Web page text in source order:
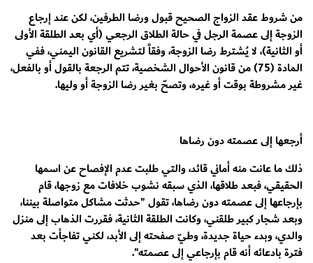
من شروط عقد الزواج الصحيح قبول ورضا الطرفين، لكن عند إرجاع
الزوجة إلى عصمة الرجل في حالة الطلاق الرجعي (أي بعد الطلقة الأولى
أو الثانية)، لا يُشترط رضا الزوجة، وفقاً لتشريع القانون اليمني، ففي
المادة (75) من قانون الأحوال الشخصية، تتم الرجعة بالقول أو بالفعل،
غير مشروطة بوقت أو غيره، وتصحّ بغير رضا الزوجة أو وليها.
أرجعها إلى عصمته دون رضاها
ذلك ما عانت منهأماني قائد، والتي طلبت عدم الإفصاح عن اسمها
الحقيقي، فبعد طلاقها، الذي سبقه نشوب خلافات مع زوجها، قام
بإرجاعها إلى عصمته دون رضاها، تقول "حدثت مشاكل متواصلة بيننا،
وبعد شجار كبير طلقني، وكانت الطلقة الثانية، فقررت الذهاب إلى منزل
والدي، وبدء حياة جديدة، وطيّ صفحته إلى الأبد، لكني تفاجأت بعد
فترة بادعائه أنه قام بإرجاعي إلى عصمته".